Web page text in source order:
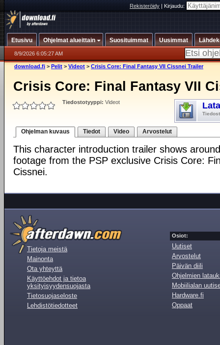
Rekisteröidy|Kirjaudu:
Etusivu Ohjelmat alueittain Suosituimmat Uusimmat
8/9/2026 6:05:27 AM
download.fi > Pelit > Videot > Crisis Core: Final Fantasy VII Cissnei Trailer
Crisis Core: Final Fantasy VII
Tiedostotyyppi: Videot
Ohjelman kuvaus Tiedot Video Arvostelut
This character introduction trailer shows
footage from the PSP exclusive Crisis Core:
Cissnei.
Tietoja meistä
Mainonta
Ota yhteyttä
Käyttöehdot ja tietoa
yksityisyydensuojasta
Tietosuojaseloste
Lehdistötiedotteet
Osiot:
Uutiset
Arvostelut
Päivän diili
Ohjelmien
Mobiilialan
Hardware.fi
Oppaat